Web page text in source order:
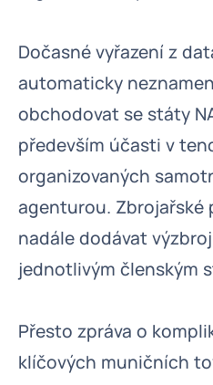
Dočasné vyřazení z
automaticky
obchodovat se státy
především účasti v
organizovaných
agenturou. Zbrojařské
nadále dodávat
jednotlivým členským
Přesto zpráva o
klíčových muničních